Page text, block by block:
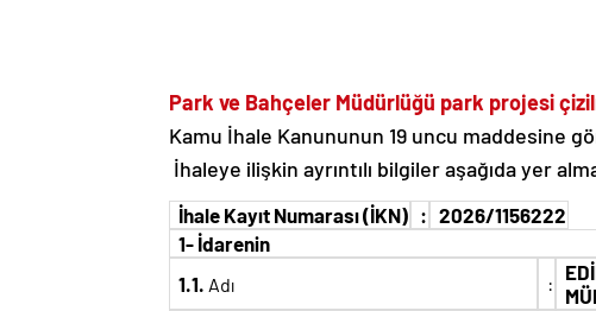
Park ve Bahçeler Müdürlüğü park projesi
Kamu İhale Kanununun 19 uncu maddesine
İhaleye ilişkin ayrıntılı bilgiler aşağıda yer
İhale Kayıt Numarası (İKN) : 2026/1156222
1- İdarenin
1.1. Adı :